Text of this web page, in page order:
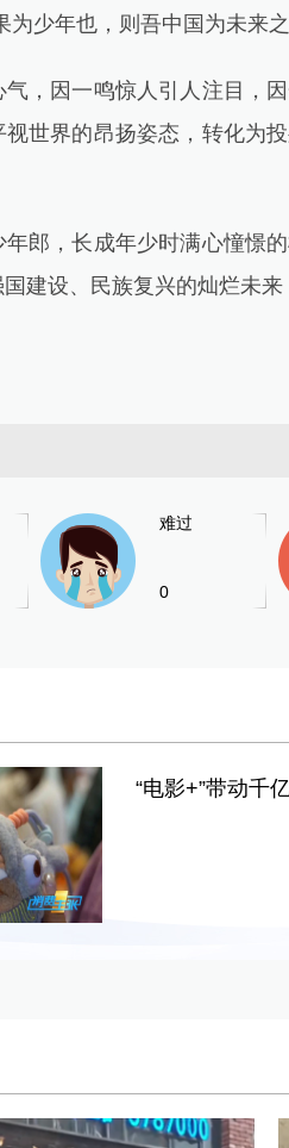
年也，则吾中国为未来之
因一鸣惊人引人注目，因
世界的昂扬姿态，转化为
，长成年少时满心憧憬的
建设、民族复兴的灿烂未来
难过
0
“电影+”带动千